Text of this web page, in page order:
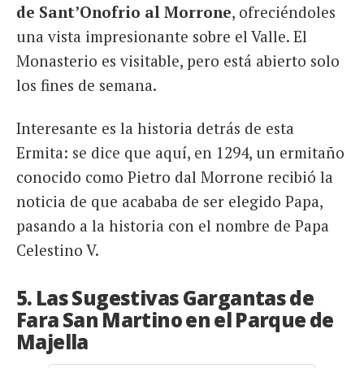
de Sant’Onofrio al Morrone, ofreciéndoles
una vista impresionante sobre el Valle. El
Monasterio es visitable, pero está abierto solo
los fines de semana.
Interesante es la historia detrás de esta
Ermita: se dice que aquí, en 1294, un ermitaño
conocido como Pietro dal Morrone recibió la
noticia de que acababa de ser elegido Papa,
pasando a la historia con el nombre de Papa
Celestino V.
5. Las Sugestivas Gargantas de
Fara San Martino en el Parque de
Majella